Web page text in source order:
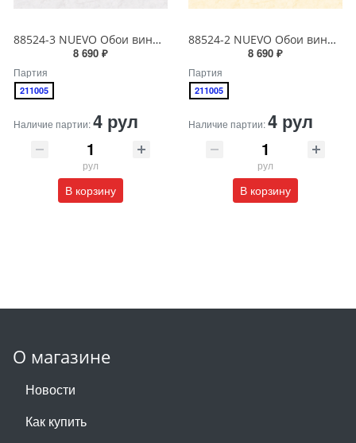
88524-3 NUEVO Обои виниловые на бумажной основе 1.06*15.6
8 690 ₽
Партия
211005
Наличие партии:4 рул
рул
В корзину
88524-2 NUEVO Обои виниловые на бумажной основе 1.06*15.6
8 690 ₽
Партия
211005
Наличие партии:4 рул
рул
В корзину
О магазине
Новости
Как купить